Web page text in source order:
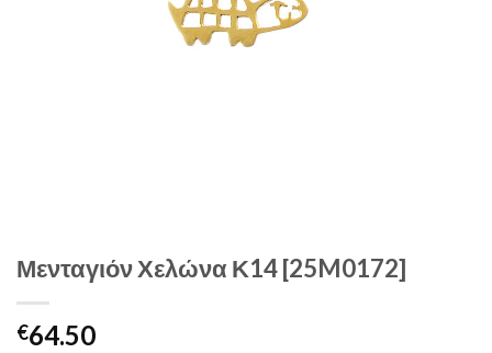
Μενταγιόν Χελώνα Κ14 [25M0172]
€64.50